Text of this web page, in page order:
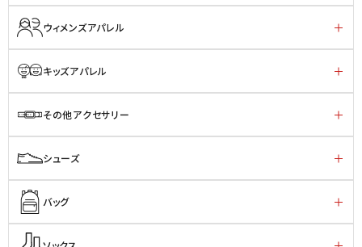
ウィメンズアパレル
キッズアパレル
その他アクセサリー
シューズ
バッグ